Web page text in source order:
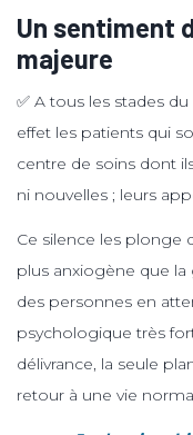
Un sentiment
majeure
✅ A tous les stades
effet les patients qui
centre de soins dont
ni nouvelles ; leurs
Ce silence les plonge
plus anxiogène que
des personnes en
psychologique très
délivrance, la seule
retour à une vie